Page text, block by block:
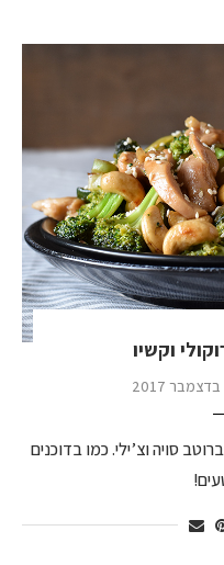
וקשיו
סויה וצ’ילי. כמו בדוכנים